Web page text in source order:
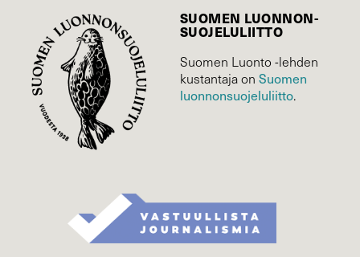
SUOMEN LUONNON­
SUOJELU­LIITTO
Suomen Luonto -lehden
kustantaja on Suomen
luonnonsuojelu­liitto.